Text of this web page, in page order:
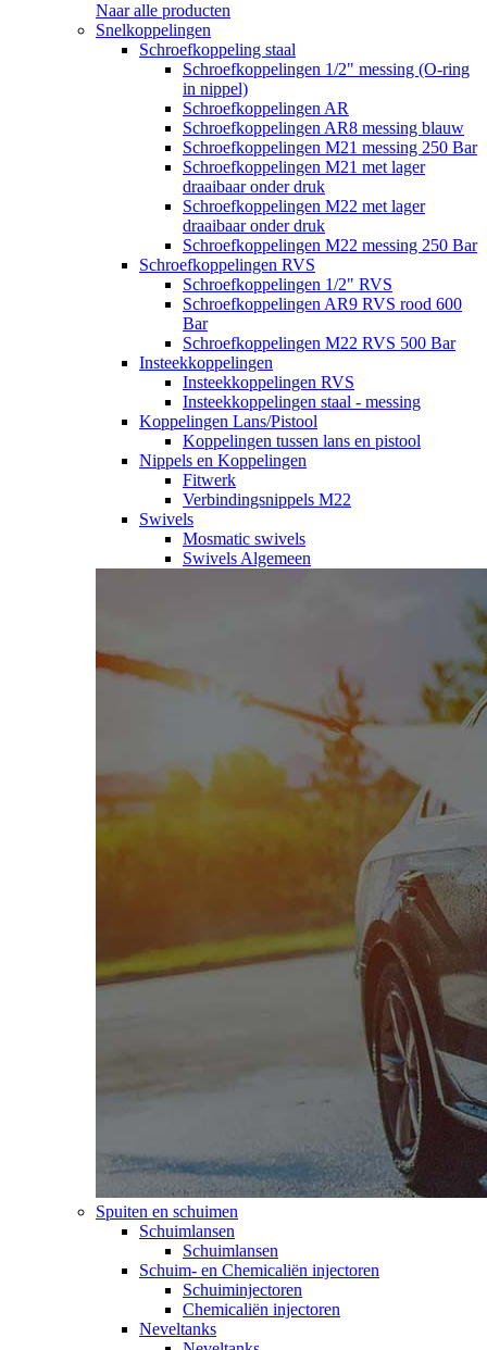
Naar alle producten
Snelkoppelingen
Schroefkoppeling staal
Schroefkoppelingen 1/2" messing (O-ring
in nippel)
Schroefkoppelingen AR
Schroefkoppelingen AR8 messing blauw
Schroefkoppelingen M21 messing 250 Bar
Schroefkoppelingen M21 met lager
draaibaar onder druk
Schroefkoppelingen M22 met lager
draaibaar onder druk
Schroefkoppelingen M22 messing 250 Bar
Schroefkoppelingen RVS
Schroefkoppelingen 1/2" RVS
Schroefkoppelingen AR9 RVS rood 600
Bar
Schroefkoppelingen M22 RVS 500 Bar
Insteekkoppelingen
Insteekkoppelingen RVS
Insteekkoppelingen staal - messing
Koppelingen Lans/Pistool
Koppelingen tussen lans en pistool
Nippels en Koppelingen
Fitwerk
Verbindingsnippels M22
Swivels
Mosmatic swivels
Swivels Algemeen
Spuiten en schuimen
Schuimlansen
Schuimlansen
Schuim- en Chemicaliën injectoren
Schuiminjectoren
Chemicaliën injectoren
Neveltanks